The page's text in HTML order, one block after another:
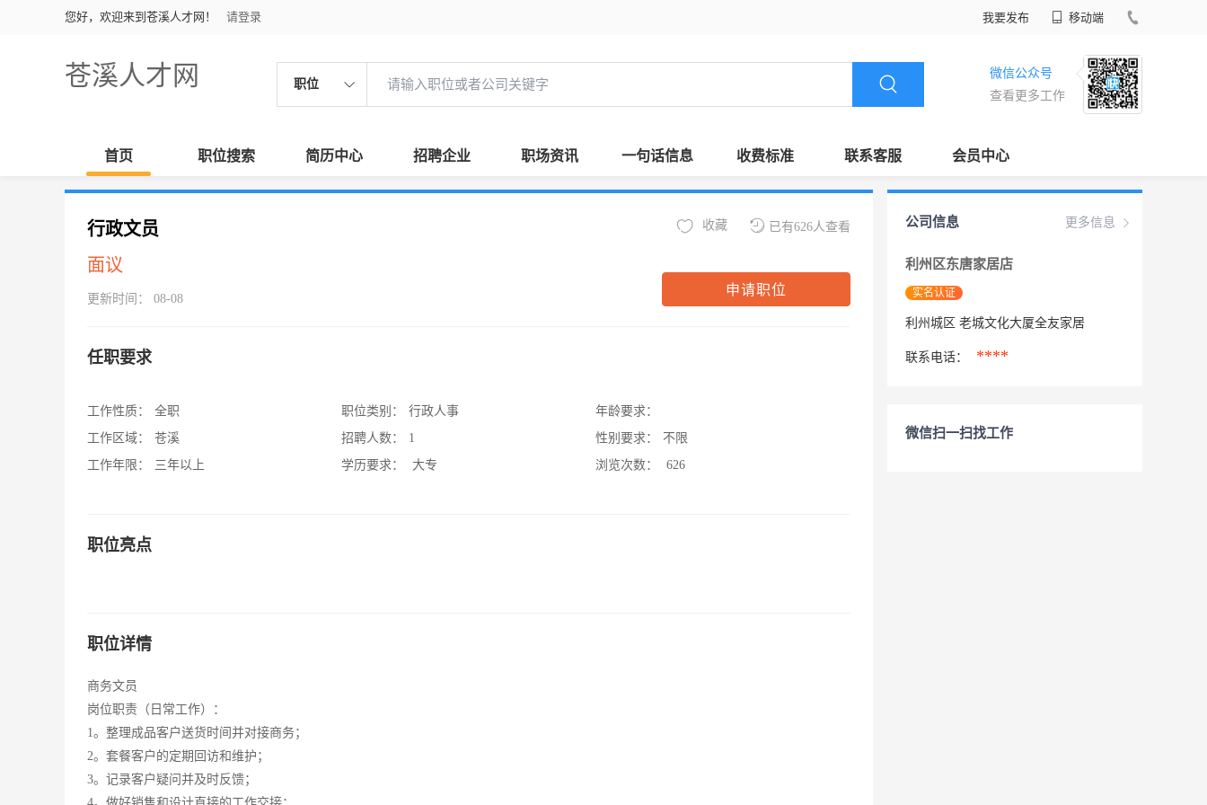
您好，欢迎来到苍溪人才网！ 请登录 我要发布 移动端
苍溪人才网 职位
微信公众号
查看更多工作
首页 职位搜索 简历中心 招聘企业 职场资讯 一句话信息 收费标准 联系客服 会员中心
行政文员
面议
更新时间： 08-08
已有626人查看
收藏
申请职位
任职要求
工作性质：
全职
工作区域：
苍溪
工作年限：
三年以上
职位类别：
行政人事
招聘人数：
1
学历要求：
大专
年龄要求：
性别要求：
不限
浏览次数：
626
职位亮点
职位详情
商务文员
岗位职责（日常工作）：
1。整理成品客户送货时间并对接商务；
2。套餐客户的定期回访和维护；
3。记录客户疑问并及时反馈；
更多信息
公司信息
利州区东唐家居店
实名认证
利州城区 老城文化大厦全友家居
联系电话： ****
微信扫一扫找工作